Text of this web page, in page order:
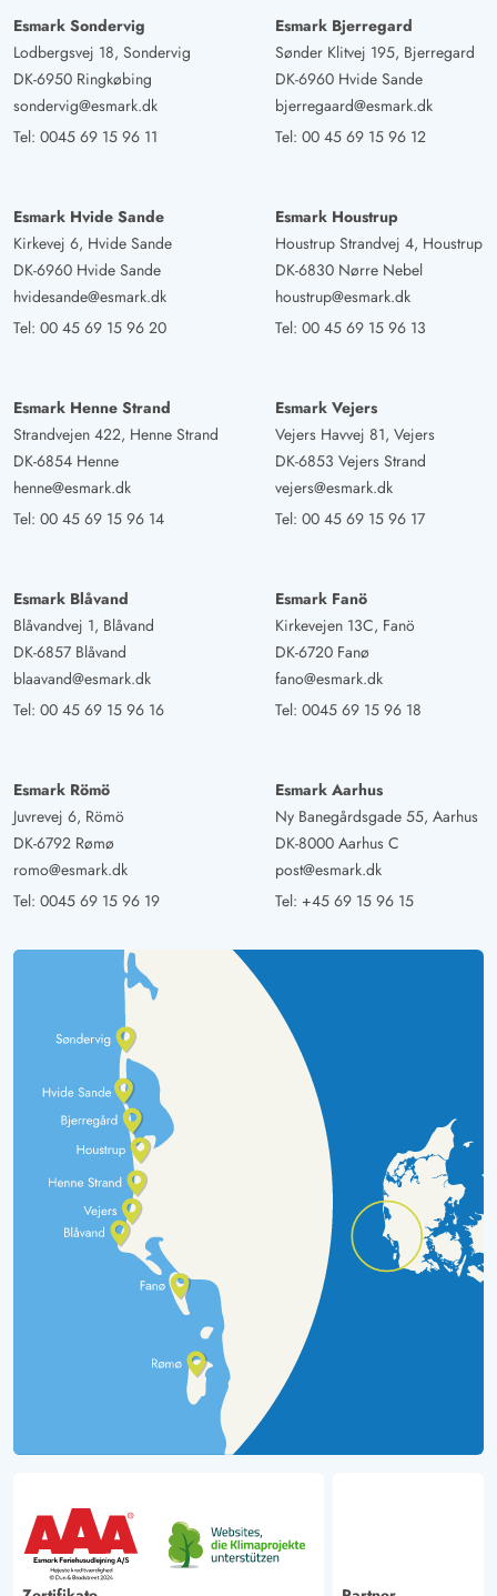
Esmark Sondervig
Lodbergsvej 18, Sondervig
DK-6950 Ringkøbing
sondervig@esmark.dk
Tel: 0045 69 15 96 11
Esmark Bjerregard
Sønder Klitvej 195, Bjerregard
DK-6960 Hvide Sande
bjerregaard@esmark.dk
Tel: 00 45 69 15 96 12
Esmark Hvide Sande
Kirkevej 6, Hvide Sande
DK-6960 Hvide Sande
hvidesande@esmark.dk
Tel: 00 45 69 15 96 20
Esmark Houstrup
Houstrup Strandvej 4, Houstrup
DK-6830 Nørre Nebel
houstrup@esmark.dk
Tel: 00 45 69 15 96 13
Esmark Henne Strand
Strandvejen 422, Henne Strand
DK-6854 Henne
henne@esmark.dk
Tel: 00 45 69 15 96 14
Esmark Vejers
Vejers Havvej 81, Vejers
DK-6853 Vejers Strand
vejers@esmark.dk
Tel: 00 45 69 15 96 17
Esmark Blåvand
Blåvandvej 1, Blåvand
DK-6857 Blåvand
blaavand@esmark.dk
Tel: 00 45 69 15 96 16
Esmark Fanö
Kirkevejen 13C, Fanö
DK-6720 Fanø
fano@esmark.dk
Tel: 0045 69 15 96 18
Esmark Römö
Juvrevej 6, Römö
DK-6792 Rømø
romo@esmark.dk
Tel: 0045 69 15 96 19
Esmark Aarhus
Ny Banegårdsgade 55, Aarhus
DK-8000 Aarhus C
post@esmark.dk
Tel: +45 69 15 96 15